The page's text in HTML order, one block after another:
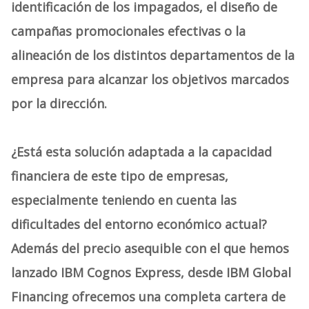
identificación de los impagados, el diseño de
campañas promocionales efectivas o la
alineación de los distintos departamentos de la
empresa para alcanzar los objetivos marcados
por la dirección.
¿Está esta solución adaptada a la capacidad
financiera de este tipo de empresas,
especialmente teniendo en cuenta las
dificultades del entorno económico actual?
Además del precio asequible con el que hemos
lanzado IBM Cognos Express, desde IBM Global
Financing ofrecemos una completa cartera de